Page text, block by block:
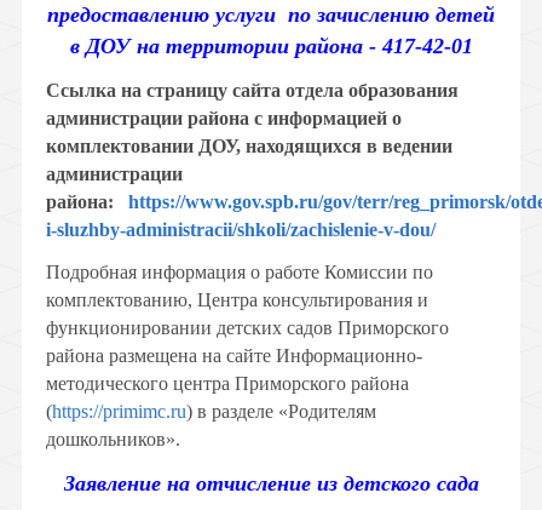
предоставлению услуги по зачислению детей
в ДОУ на территории района - 417-42-01
Ссылка на страницу сайта отдела образования
администрации района с информацией о
комплектовании ДОУ, находящихся в ведении
администрации
района: https://www.gov.spb.ru/gov/terr/reg_primorsk/
i-sluzhby-administracii/shkoli/zachislenie-v-dou/
Подробная информация о работе Комиссии по
комплектованию, Центра консультирования и
функционировании детских садов Приморского
района размещена на сайте Информационно-
методического центра Приморского района
(https://primimc.ru) в разделе «Родителям
дошкольников».
Заявление на отчисление из детского сада